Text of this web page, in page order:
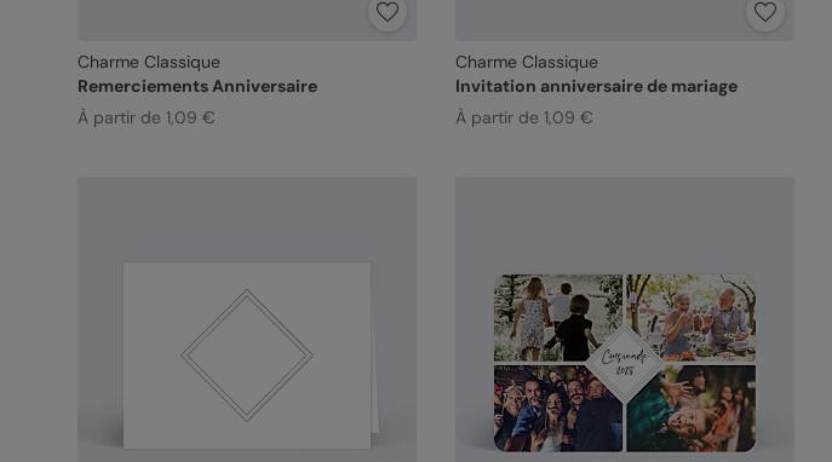
Charme Classique
Remerciements Anniversaire
À partir de 1,09 €
Charme Classique
Invitation anniversaire de mariage
À partir de 1,09 €